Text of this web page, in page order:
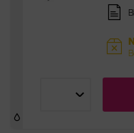
pages
sold